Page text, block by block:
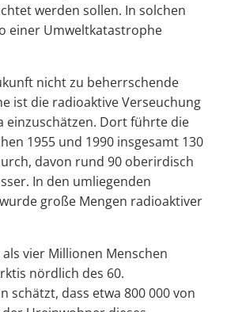
werden sollen. In solchen
einer Umweltkatastrophe
nicht zu beherrschende
ist die radioaktive Verseuchung
einzuschätzen. Dort führte die
1955 und 1990 insgesamt 130
davon rund 90 oberirdisch
In den umliegenden
große Mengen radioaktiver
vier Millionen Menschen
nördlich des 60.
schätzt, dass etwa 800 000 von